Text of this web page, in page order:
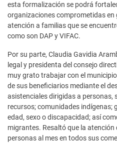
esta formalización se podrá
organizaciones comprometidas
atención a familias que se
como son DAP y VIFAC.
Por su parte, Claudia Gavidia
legal y presidenta del consejo
muy grato trabajar con el
de sus beneficiarios mediante el
asistenciales dirigidas a personas,
recursos; comunidades indígenas;
edad, sexo o discapacidad; así
migrantes. Resaltó que la atención
personas al mes en todos sus